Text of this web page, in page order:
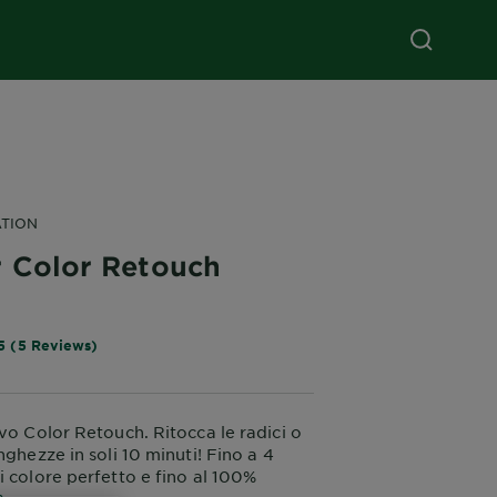
Color Retouch
(5 Reviews)
Color Retouch. Ritocca le radici o
in soli 10 minuti! Fino a 4
colore perfetto e fino al 100%